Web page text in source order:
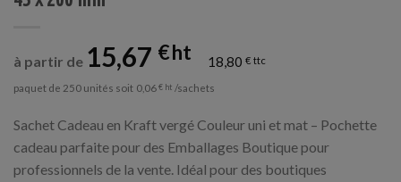
à partir de 15,67 € 18,80 €
paquet de 250 unités soit 0,06€ /sachets
Sachet Cadeau en Kraft vergé Couleur uni et mat – Pochette
cadeau parfaite pour des Emballages Boutique pour
professionnels de la vente. Idéal pour des boutiques